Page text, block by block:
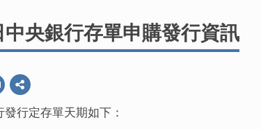
央銀行存單申購發行資訊
行定存單天期如下：